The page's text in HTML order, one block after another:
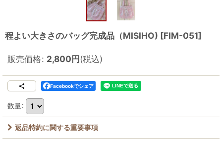
程よい大きさのバッグ完成品（MISIHO) [FIM-051]
販売価格: 2,800円(税込)
Facebookでシェア
数量:
返品特約に関する重要事項